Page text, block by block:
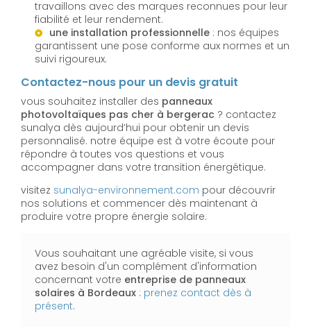
travaillons avec des marques reconnues pour leur
fiabilité et leur rendement.
une installation professionnelle : nos équipes
garantissent une pose conforme aux normes et un
suivi rigoureux.
Contactez-nous pour un devis gratuit
vous souhaitez installer des panneaux
photovoltaïques pas cher à bergerac ? contactez
sunalya dès aujourd’hui pour obtenir un devis
personnalisé. notre équipe est à votre écoute pour
répondre à toutes vos questions et vous
accompagner dans votre transition énergétique.
visitez sunalya-environnement.com pour découvrir
nos solutions et commencer dès maintenant à
produire votre propre énergie solaire.
Vous souhaitant une agréable visite, si vous
avez besoin d'un complément d'information
concernant votre entreprise de panneaux
solaires à Bordeaux : prenez contact dès à
présent.